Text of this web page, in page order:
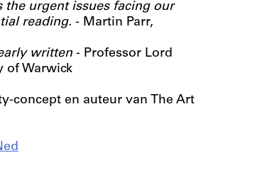
the urgent issues facing our
reading. - Martin Parr,
written- Professor Lord
of Warwick
concept en auteur van The Art